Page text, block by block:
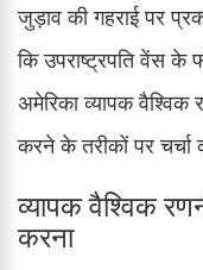
जुड़ाव की गहराई पर
कि उपराष्ट्रपति वेंस के
अमेरिका व्यापक
करने के तरीकों पर
व्यापक वैश्विक
करना